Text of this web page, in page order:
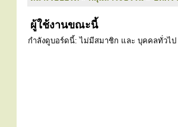
ผู้ใช้งานขณะนี้
กำลังดูบอร์ดนี้: ไม่มีสมาชิก และ บุคคลทั่วไป